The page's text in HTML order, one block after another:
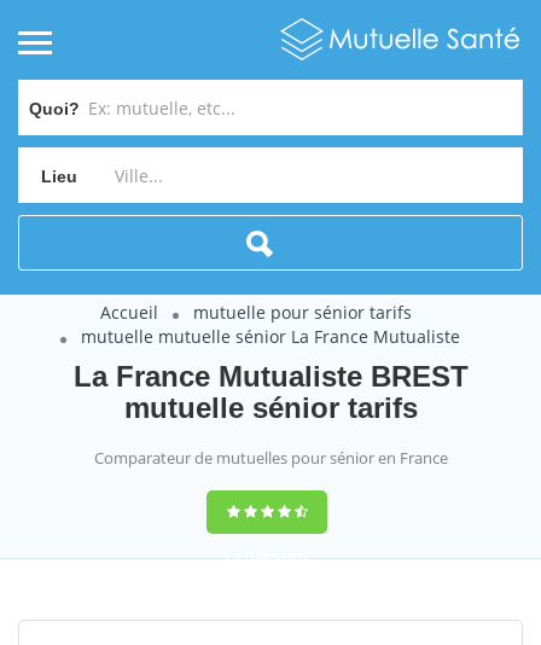
Quoi?
Lieu
Accueil
mutuelle pour sénior tarifs
mutuelle mutuelle sénior La France Mutualiste
La France Mutualiste BREST
mutuelle sénior tarifs
Comparateur de mutuelles pour sénior en France
9,2(100%)452